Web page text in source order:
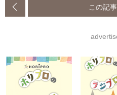
この記